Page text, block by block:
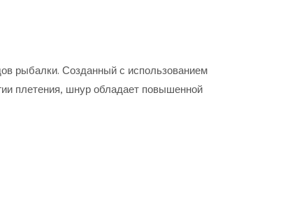
рыбалки. Созданный с использованием
плетения, шнур обладает повышенной